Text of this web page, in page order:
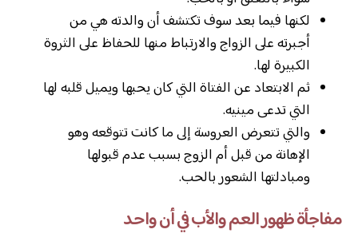
لكنها فيما بعد سوف تكتشف أن والدته هي من
أجبرته على الزواج والارتباط منها للحفاظ على الثروة
الكبيرة لها.
ثم الابتعاد عن الفتاة التي كان يحبها ويميل قلبه لها
التي تدعى مينيه.
والتي تتعرض العروسة إلى ما كانت تتوقعه وهو
الإهانة من قبل أم الزوج بسبب عدم قبولها
ومبادلتها الشعور بالحب.
مفاجأة ظهور العم والأب في أن واحد